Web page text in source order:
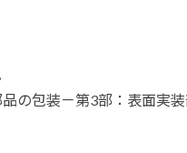
の包装－第3部：表面実